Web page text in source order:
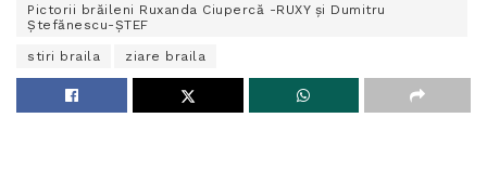
Pictorii brăileni Ruxanda Ciupercă -RUXY și Dumitru
Ștefănescu-ȘTEF
stiri braila ziare braila